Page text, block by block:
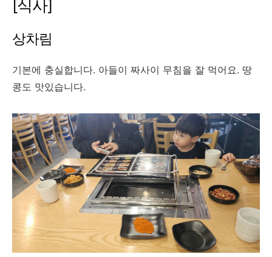
[식사]
상차림
기본에 충실합니다. 아들이 짜사이 무침을 잘 먹어요. 땅
콩도 맛있습니다.